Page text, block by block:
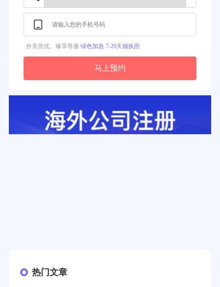
价美质优、臻享尊服 绿色加急 7-20天领执照
马上预约
热门文章